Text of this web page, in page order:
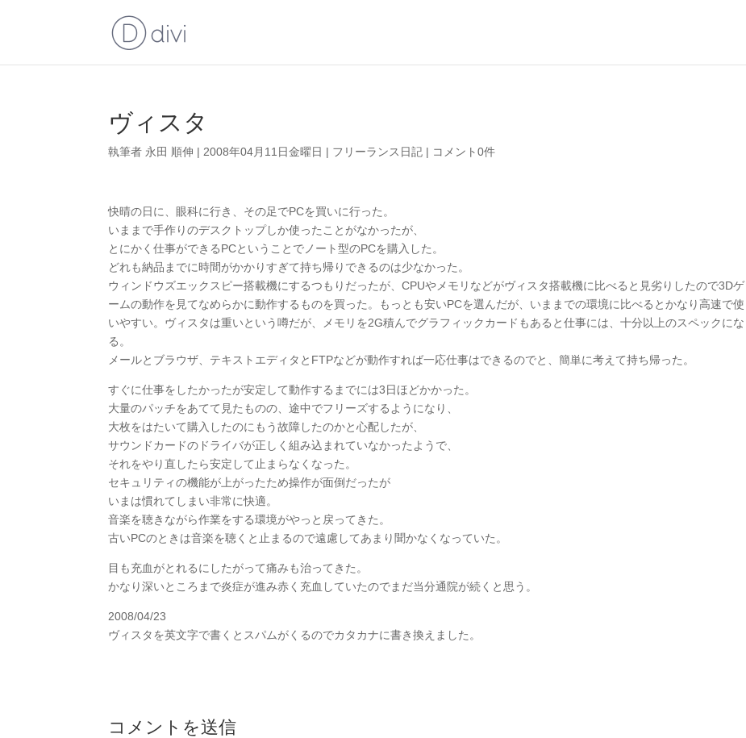
ヴィスタ
執筆者 永田 順伸 | 2008年04月11日金曜日 | フリーランス日記 | コメント0件
快晴の日に、眼科に行き、その足でPCを買いに行った。
いままで手作りのデスクトップしか使ったことがなかったが、
とにかく仕事ができるPCということでノート型のPCを購入した。
どれも納品までに時間がかかりすぎて持ち帰りできるのは少なかった。
ウィンドウズエックスピー搭載機にするつもりだったが、CPUやメモリなどがヴィスタ搭載機に比べると見劣りしたので3Dゲ
ームの動作を見てなめらかに動作するものを買った。もっとも安いPCを選んだが、いままでの環境に比べるとかなり高速で使
いやすい。ヴィスタは重いという噂だが、メモリを2G積んでグラフィックカードもあると仕事には、十分以上のスペックにな
る。
メールとブラウザ、テキストエディタとFTPなどが動作すれば一応仕事はできるのでと、簡単に考えて持ち帰った。
すぐに仕事をしたかったが安定して動作するまでには3日ほどかかった。
大量のパッチをあてて見たものの、途中でフリーズするようになり、
大枚をはたいて購入したのにもう故障したのかと心配したが、
サウンドカードのドライバが正しく組み込まれていなかったようで、
それをやり直したら安定して止まらなくなった。
セキュリティの機能が上がったため操作が面倒だったが
いまは慣れてしまい非常に快適。
音楽を聴きながら作業をする環境がやっと戻ってきた。
古いPCのときは音楽を聴くと止まるので遠慮してあまり聞かなくなっていた。
目も充血がとれるにしたがって痛みも治ってきた。
かなり深いところまで炎症が進み赤く充血していたのでまだ当分通院が続くと思う。
2008/04/23
ヴィスタを英文字で書くとスパムがくるのでカタカナに書き換えました。
コメントを送信